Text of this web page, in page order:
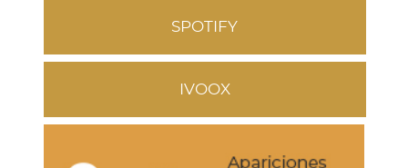
SPOTIFY
IVOOX